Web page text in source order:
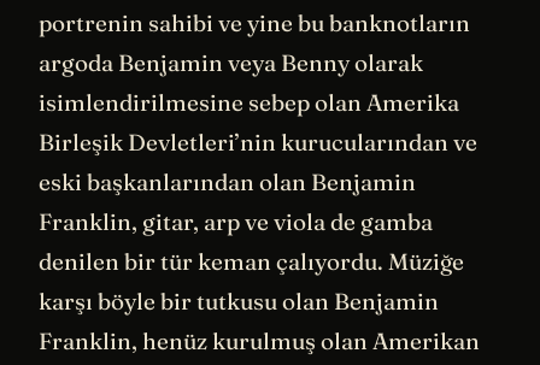
portrenin sahibi ve yine bu banknotların
argoda Benjamin veya Benny olarak
isimlendirilmesine sebep olan Amerika
Birleşik Devletleri’nin kurucularından ve
eski başkanlarından olan Benjamin
Franklin, gitar, arp ve viola de gamba
denilen bir tür keman çalıyordu. Müziğe
karşı böyle bir tutkusu olan Benjamin
Franklin, henüz kurulmuş olan Amerikan